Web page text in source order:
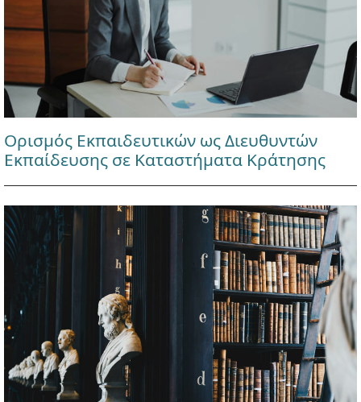
Ορισμός Εκπαιδευτικών ως Διευθυντών
Εκπαίδευσης σε Καταστήματα Κράτησης